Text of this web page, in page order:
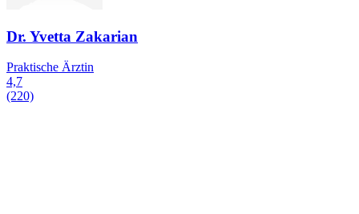
Dr. Yvetta Zakarian
Praktische Ärztin
4,7
(220)